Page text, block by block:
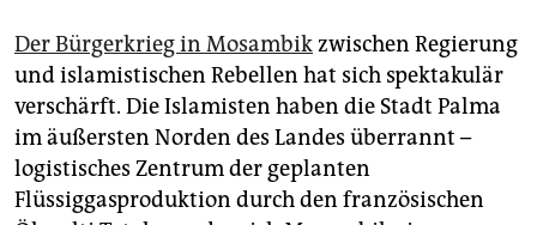
abo
genossenschaft
epaper login
Der Bürgerkrieg in Mosambikzwischen Regierung
und islamistischen Rebellen hat sich spektakulär
verschärft. Die Islamisten haben die Stadt Palma
im äußersten Norden des Landes überrannt –
logistisches Zentrum der geplanten
Flüssiggasproduktion durch den französischen